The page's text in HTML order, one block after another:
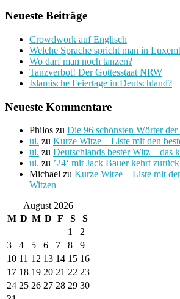
Neueste Beiträge
Crowdwork auf Englisch
Welche Sprache spricht man in
Wo darf man noch tanzen?
Tanzverbot! Der Gottesstaat NRW
Islamische Feiertage in Deutschland?
Neueste Kommentare
Philos zu Die 96 schönsten Wörter der
ui. zu Kurze Witze – Liste mit den
ui. zu Deutschlands bester Witz – das
ui. zu ’24‘ mit Jack Bauer kehrt zurück
Michael zu Kurze Witze – Liste mit
Witzen
August 2026
M D M D F S
S
1
2
3
4 5 6 7 8
9
10 11 12 13 14 15 16
17 18 19 20 21 22 23
24 25 26 27 28 29 30